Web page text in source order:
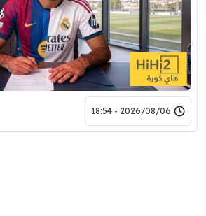
2026/08/06 - 18:54